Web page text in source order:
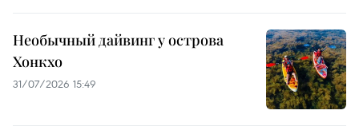
Необычный дайвинг у острова
Хонкхо
31/07/2026 15:49